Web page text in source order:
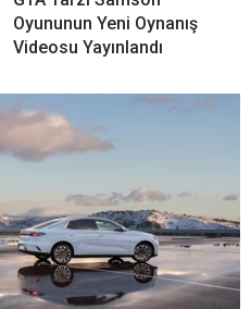
Oyununun Yeni Oynanış
Videosu Yayınlandı